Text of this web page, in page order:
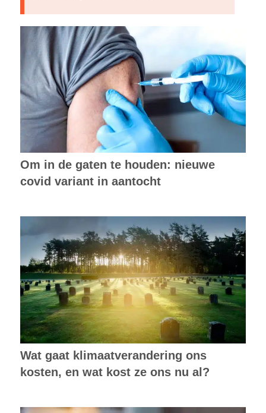
Om in de gaten te houden: nieuwe
covid variant in aantocht
Wat gaat klimaatverandering ons
kosten, en wat kost ze ons nu al?